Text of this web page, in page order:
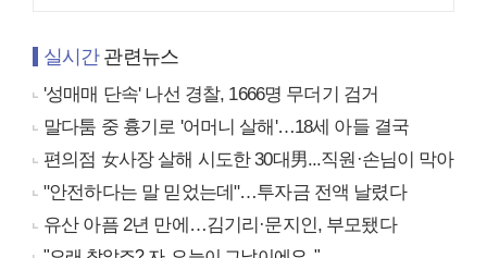
실시간관련뉴스
'성매매 단속' 나선 경찰, 1666명 무더기 검거
말다툼 중 흉기로 '어머니 살해'…18세 아들 결국
편의점 女사장 살해 시도한 30대男...직원·손님이 막아
"안전하다는 말 믿었는데"…투자금 전액 날렸다
유산 아픔 2년 만에…김기리·문지인, 부모됐다